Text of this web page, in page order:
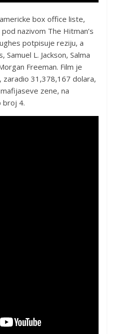
box office liste,
nazivom The Hitman’s
potpisuje reziju, a
L. Jackson, Salma
Freeman. Film je
zaradio 31,378,167 dolara,
zene, na
broj 4.